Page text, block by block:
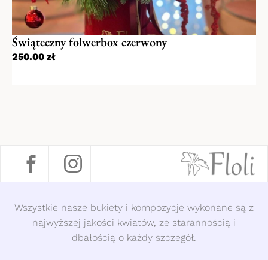
Świąteczny folwerbox czerwony
250.00 zł
Wszystkie nasze bukiety i kompozycje wykonane są z
najwyższej jakości kwiatów, ze starannością i
dbałością o każdy szczegół.